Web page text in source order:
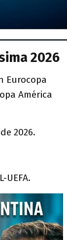
2026
Eurocopa
América
2026.
UEFA.